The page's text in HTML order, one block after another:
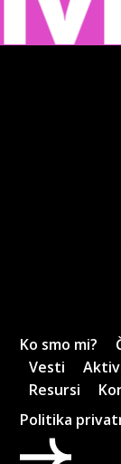
Ko smo mi?
Vesti
Resursi
Politika